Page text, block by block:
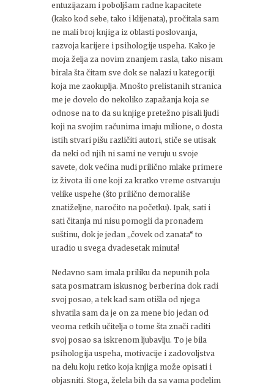
entuzijazam i poboljšam radne kapacitete
(kako kod sebe, tako i klijenata), pročitala sam
ne mali broj knjiga iz oblasti poslovanja,
razvoja karijere i psihologije uspeha. Kako je
moja želja za novim znanjem rasla, tako nisam
birala šta čitam sve dok se nalazi u kategoriji
koja me zaokuplja. Mnošto prelistanih stranica
me je dovelo do nekoliko zapažanja koja se
odnose na to da su knjige pretežno pisali ljudi
koji na svojim računima imaju milione, o dosta
istih stvari pišu različiti autori, stiče se utisak
da neki od njih ni sami ne veruju u svoje
savete, dok većina nudi prilično mlake primere
iz života ili one koji za kratko vreme ostvaruju
velike uspehe (što prilično demorališe
znatiželjne, naročito na početku). Ipak, sati i
sati čitanja mi nisu pomogli da pronađem
suštinu, dok je jedan ,,čovek od zanata“ to
uradio u svega dvadesetak minuta!
Nedavno sam imala priliku da nepunih pola
sata posmatram iskusnog berberina dok radi
svoj posao, a tek kad sam otišla od njega
shvatila sam da je on za mene bio jedan od
veoma retkih učitelja o tome šta znači raditi
svoj posao sa iskrenom ljubavlju. To je bila
psihologija uspeha, motivacije i zadovoljstva
na delu koju retko koja knjiga može opisati i
objasniti. Stoga, želela bih da sa vama podelim